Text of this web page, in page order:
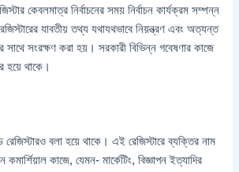
কেবলমাত্র নির্বাচনের সময় নির্বাচন কার্যক্রম সম্পন্ন
যাবতীয় তথ্য যথাযথভাবে নিয়ন্ত্রণ এবং অত্যন্ত
সাথে সংরক্ষণ করা হয়। সরকারী বিভিন্ন গবেষণার কাজে
হয়ে থাকে।
রেজিস্টারও বলা হয়ে থাকে। এই রেজিস্টারে ব্যক্তির নাম
কমার্শিয়াল কাজে, যেমন- মার্কেটিং, বিজ্ঞাপন ইত্যাদির